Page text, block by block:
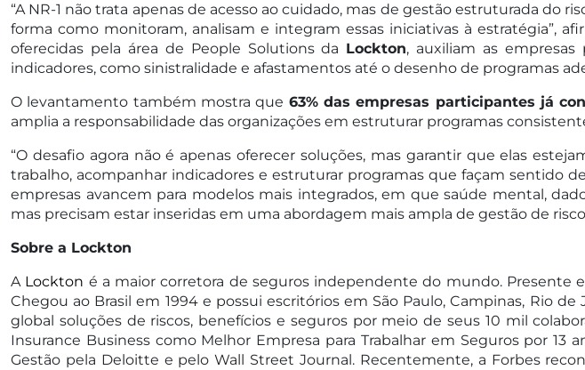
“A NR-1 não trata apenas de acesso ao cuidado, mas de gestão estruturada do
forma como monitoram, analisam e integram essas iniciativas à estratégia”,
oferecidas pela área de People Solutions da Lockton, auxiliam as
indicadores, como sinistralidade e afastamentos até o desenho de programas
O levantamento também mostra que 63% das empresas participantes já
amplia a responsabilidade das organizações em estruturar programas
“O desafio agora não é apenas oferecer soluções, mas garantir que elas
trabalho, acompanhar indicadores e estruturar programas que façam sentido
empresas avancem para modelos mais integrados, em que saúde mental,
mas precisam estar inseridas em uma abordagem mais ampla de gestão de
Sobre a Lockton
A Lockton é a maior corretora de seguros independente do mundo. Presente
Chegou ao Brasil em 1994 e possui escritórios em São Paulo, Campinas, Rio
global soluções de riscos, benefícios e seguros por meio de seus 10 mil
Insurance Business como Melhor Empresa para Trabalhar em Seguros por
Gestão pela Deloitte e pelo Wall Street Journal. Recentemente, a Forbes